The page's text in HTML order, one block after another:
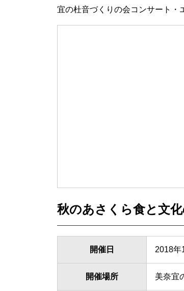
宜の杜音づくりの会コンサート・
秋のあさくら食と文化
開催日 2018年
開催場所 美奈宜